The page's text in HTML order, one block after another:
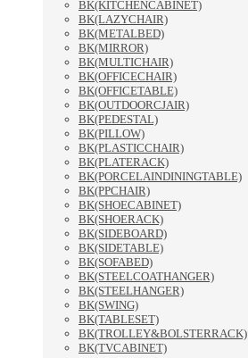
BK(KITCHENCABINET)
BK(LAZYCHAIR)
BK(METALBED)
BK(MIRROR)
BK(MULTICHAIR)
BK(OFFICECHAIR)
BK(OFFICETABLE)
BK(OUTDOORCJAIR)
BK(PEDESTAL)
BK(PILLOW)
BK(PLASTICCHAIR)
BK(PLATERACK)
BK(PORCELAINDININGTABLE)
BK(PPCHAIR)
BK(SHOECABINET)
BK(SHOERACK)
BK(SIDEBOARD)
BK(SIDETABLE)
BK(SOFABED)
BK(STEELCOATHANGER)
BK(STEELHANGER)
BK(SWING)
BK(TABLESET)
BK(TROLLEY&BOLSTERRACK)
BK(TVCABINET)